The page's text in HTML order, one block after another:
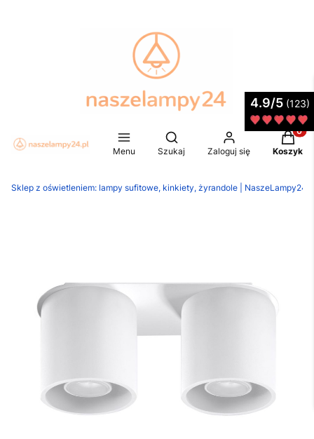
Menu
Otwórz wyszukiwarkę
Szukaj Zaloguj się Koszyk
Sklep z oświetleniem: lampy sufitowe, kinkiety, żyrandole |
4.9/5 (123)